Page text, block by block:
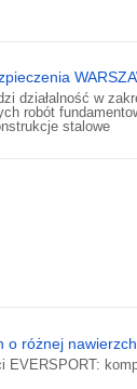
działalność w
robót
stalowe
o różnej
EVERSPORT: